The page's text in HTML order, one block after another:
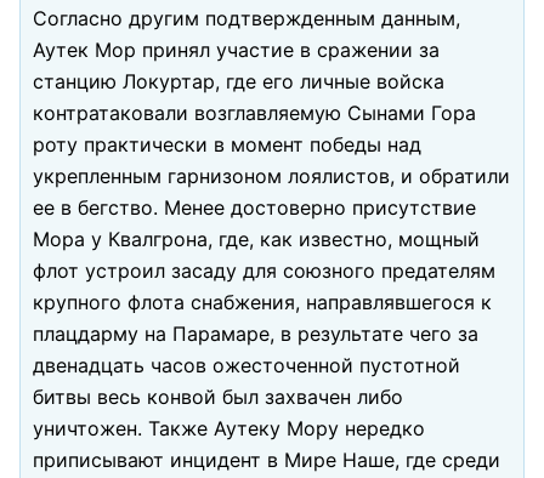
Согласно другим подтвержденным данным,
Аутек Мор принял участие в сражении за
станцию Локуртар, где его личные войска
контратаковали возглавляемую Сынами Гора
роту практически в момент победы над
укрепленным гарнизоном лоялистов, и обратили
ее в бегство. Менее достоверно присутствие
Мора у Квалгрона, где, как известно, мощный
флот устроил засаду для союзного предателям
крупного флота снабжения, направлявшегося к
плацдарму на Парамаре, в результате чего за
двенадцать часов ожесточенной пустотной
битвы весь конвой был захвачен либо
уничтожен. Также Аутеку Мору нередко
приписывают инцидент в Мире Наше, где среди